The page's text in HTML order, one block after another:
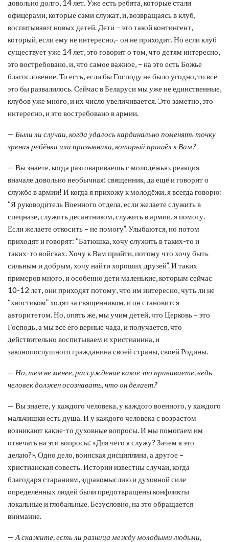
довольно долго, 14 лет. Уже есть ребята, которые стали
офицерами, которые сами служат, и, возвращаясь в клуб,
воспитывают новых детей. Дети – это такой контингент,
который, если ему не интересно,– он не приходит. Но если клуб
существует уже 14 лет, это говорит о том, что детям интересно,
это востребовано, и, что самое важное, – на это есть Божье
благословение. То есть, если бы Господу не было угодно, то всё
это бы развалилось. Сейчас в Беларуси мы уже не единственные,
клубов уже много, и их число увеличивается. Это заметно, это
интересно, и это востребовано в армии.
— Были ли случаи, когда удалось кардинально поменять точку
зрения ребёнка или призывника, который пришёл к Вам?
— Вы знаете, когда разговариваешь с молодёжью, реакция
вначале довольно необычная: священник, да ещё и говорит о
службе в армии! И когда я прихожу к молодёжи, я всегда говорю:
“Я руководитель Военного отдела, если желаете служить в
спецназе, служить десантником, служить в армии, я помогу.
Если желаете откосить – не помогу”. Улыбаются, но потом
приходят и говорят: “Батюшка, хочу служить в таких-то и
таких-то войсках. Хочу к Вам прийти, потому что хочу быть
сильным и добрым, хочу найти хороших друзей”. И таких
примеров много, и особенно дети маленькие, которым сейчас
10-12 лет, они приходят потому, что им интересно, чуть ли не
“хвостиком” ходят за священником, и он становится
авторитетом. Но, опять же, мы учим детей, что Церковь – это
Господь, а мы все его верные чада, и получается, что
действительно воспитываем и христианина, и
законопослушного гражданина своей страны, своей Родины.
— Но, тем не менее, рассуждение какое-то прививаете, ведь
человек должен осознавать, что он делает?
— Вы знаете, у каждого человека, у каждого военного, у каждого
мальчишки есть душа. И у каждого человека с возрастом
возникают какие-то духовные вопросы. И мы помогаем им
отвечать на эти вопросы: «Для чего я служу? Зачем я это
делаю?». Одно дело, воинская дисциплина, а другое –
христианская совесть. Истории известны случаи, когда
благодаря стараниям, здравомыслию и духовной силе
определённых людей были предотвращены конфликты
локальные и глобальные. Безусловно, на это обращается
внимание.
— А скажите, есть ли разница между молодыми людьми,